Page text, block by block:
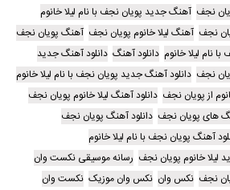
نجف آهنگ جدید پویان نجف با نام لیلا خانوم
نجف آهنگ لیلا خانوم پویان نجف آهنگ پویان نجف
نام لیلا خانوم دانلود آهنگ دانلود آهنگ جدید
نجف دانلود آهنگ جدید پویان نجف با نام لیلا خانوم
از پویان نجف دانلود آهنگ لیلا خانوم پویان نجف
های پویان نجف دانلود آهنگ پویان نجف
آهنگ پویان نجف با نام لیلا خانوم
لیلا خانوم پویان نجف رسانه موسیقی نکست وان
نجف نکس وان نکس وان موزیک نکست وان